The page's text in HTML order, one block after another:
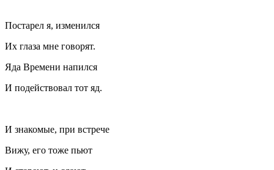
Постарел я, изменился
Их глаза мне говорят.
Яда Времени напился
И подействовал тот яд.
И знакомые, при встрече
Вижу, его тоже пьют